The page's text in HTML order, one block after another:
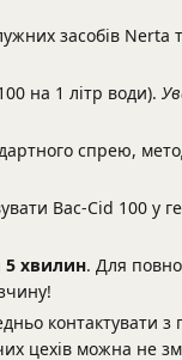
засобів
на 1 літр води).
спрею,
Bac-Cid 100 у
5 хвилин. Для
контактувати з
цехів можна не